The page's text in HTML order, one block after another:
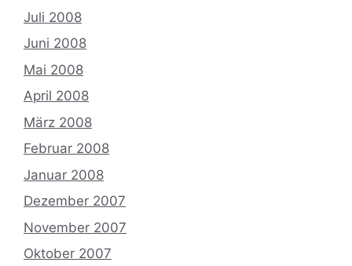
Juli 2008
Juni 2008
Mai 2008
April 2008
März 2008
Februar 2008
Januar 2008
Dezember 2007
November 2007
Oktober 2007